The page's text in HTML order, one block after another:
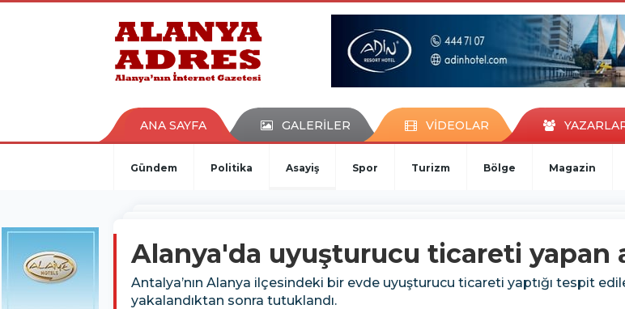
kaçak bahis
porno izle
ANA SAYFA GALERİLER VİDEOLAR
Gündem Politika Asayiş Spor Turizm Bölge Magazin
Alanya'da uyuşturucu ticareti yapan
Antalya’nın Alanya ilçesindeki bir evde uyuşturucu ticareti yaptığı tespit
yakalandıktan sonra tutuklandı.